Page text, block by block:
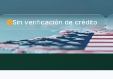
Sin verificación de crédito